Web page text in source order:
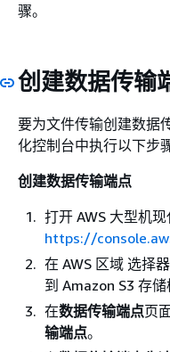
骤。
创建数据传输
要为文件传输创建数据
化控制台中执行以下步骤
创建数据传输端点
打开 AWS 大型机
https://
在 AWS 区域 选择
到 Amazon S3 存储
在数据传输端点页
输端点。